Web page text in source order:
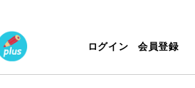
ログイン 会員登録